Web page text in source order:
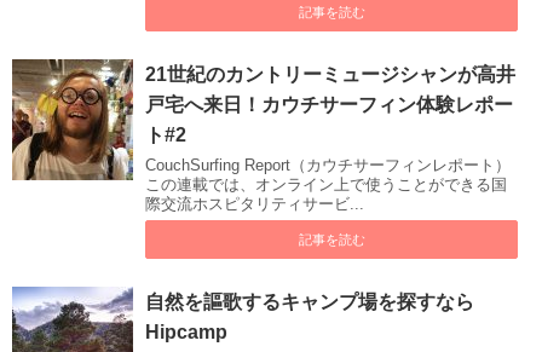
記事を読む
21世紀のカントリーミュージシャンが高井
戸宅へ来日！カウチサーフィン体験レポー
ト#2
CouchSurfing Report（カウチサーフィンレポート）
この連載では、オンライン上で使うことができる国
際交流ホスピタリティサービ...
記事を読む
自然を謳歌するキャンプ場を探すなら
Hipcamp